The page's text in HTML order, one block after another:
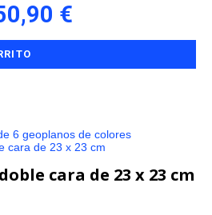
€
cara de 23 x 23 cm